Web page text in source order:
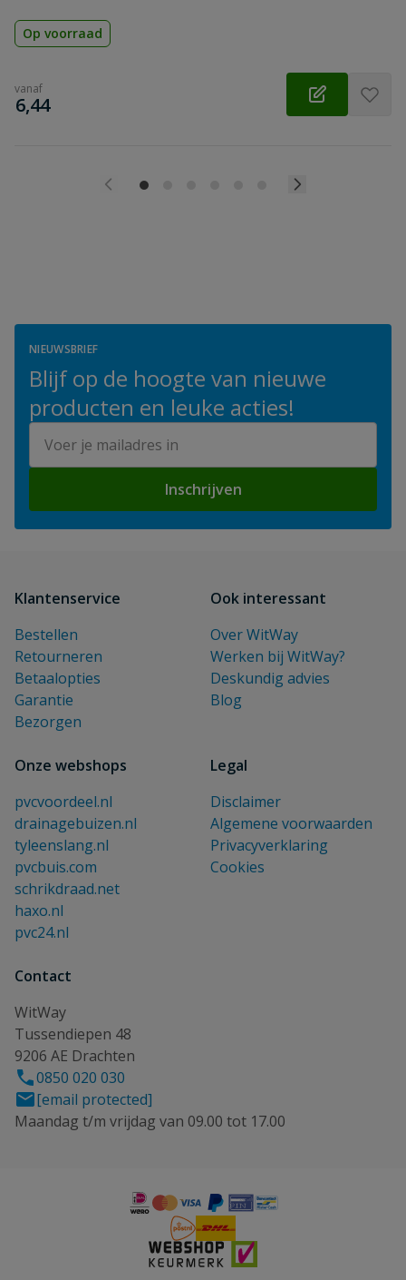
Op voorraad
vanaf
€
6,44
NIEUWSBRIEF
Blijf op de hoogte van nieuwe
producten en leuke acties!
Inschrijven
Klantenservice
Bestellen
Retourneren
Betaalopties
Garantie
Bezorgen
Ook interessant
Over WitWay
Werken bij WitWay?
Deskundig advies
Blog
Onze webshops
pvcvoordeel.nl
drainagebuizen.nl
tyleenslang.nl
pvcbuis.com
schrikdraad.net
haxo.nl
pvc24.nl
Legal
Disclaimer
Algemene voorwaarden
Privacyverklaring
Cookies
Contact
WitWay
Tussendiepen 48
9206 AE Drachten
0850 020 030
[email protected]
Maandag t/m vrijdag van 09.00 tot 17.00